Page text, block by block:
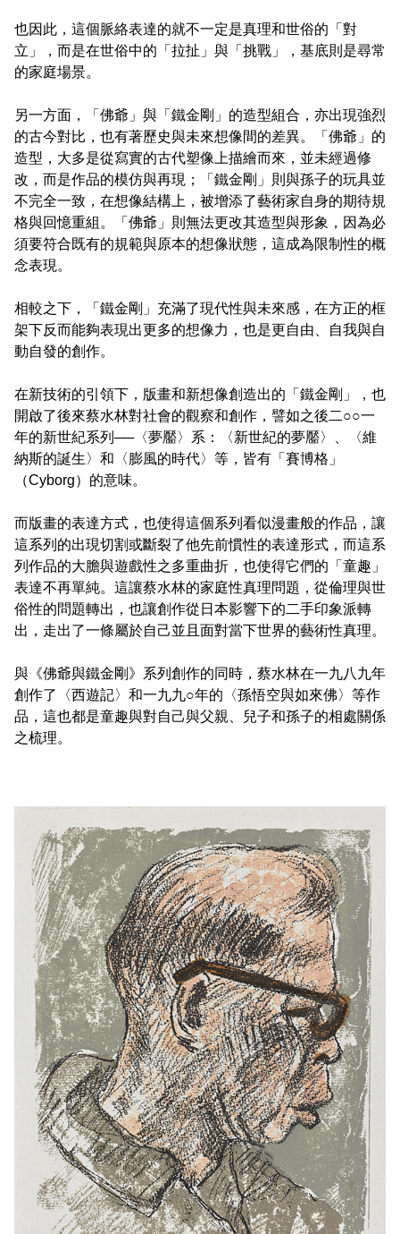
也因此，這個脈絡表達的就不一定是真理和世俗的「對
立」，而是在世俗中的「拉扯」與「挑戰」，基底則是尋常
的家庭場景。
另一方面，「佛爺」與「鐵金剛」的造型組合，亦出現強烈
的古今對比，也有著歷史與未來想像間的差異。「佛爺」的
造型，大多是從寫實的古代塑像上描繪而來，並未經過修
改，而是作品的模仿與再現；「鐵金剛」則與孫子的玩具並
不完全一致，在想像結構上，被增添了藝術家自身的期待規
格與回憶重組。「佛爺」則無法更改其造型與形象，因為必
須要符合既有的規範與原本的想像狀態，這成為限制性的概
念表現。
相較之下，「鐵金剛」充滿了現代性與未來感，在方正的框
架下反而能夠表現出更多的想像力，也是更自由、自我與自
動自發的創作。
在新技術的引領下，版畫和新想像創造出的「鐵金剛」，也
開啟了後來蔡水林對社會的觀察和創作，譬如之後二○○一
年的新世紀系列──〈夢靨〉系：〈新世紀的夢靨〉、〈維
納斯的誕生〉和〈膨風的時代〉等，皆有「賽博格」
（Cyborg）的意味。
而版畫的表達方式，也使得這個系列看似漫畫般的作品，讓
這系列的出現切割或斷裂了他先前慣性的表達形式，而這系
列作品的大膽與遊戲性之多重曲折，也使得它們的「童趣」
表達不再單純。這讓蔡水林的家庭性真理問題，從倫理與世
俗性的問題轉出，也讓創作從日本影響下的二手印象派轉
出，走出了一條屬於自己並且面對當下世界的藝術性真理。
與《佛爺與鐵金剛》系列創作的同時，蔡水林在一九八九年
創作了〈西遊記〉和一九九○年的〈孫悟空與如來佛〉等作
品，這也都是童趣與對自己與父親、兒子和孫子的相處關係
之梳理。